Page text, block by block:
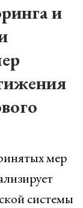
и
мер
системы